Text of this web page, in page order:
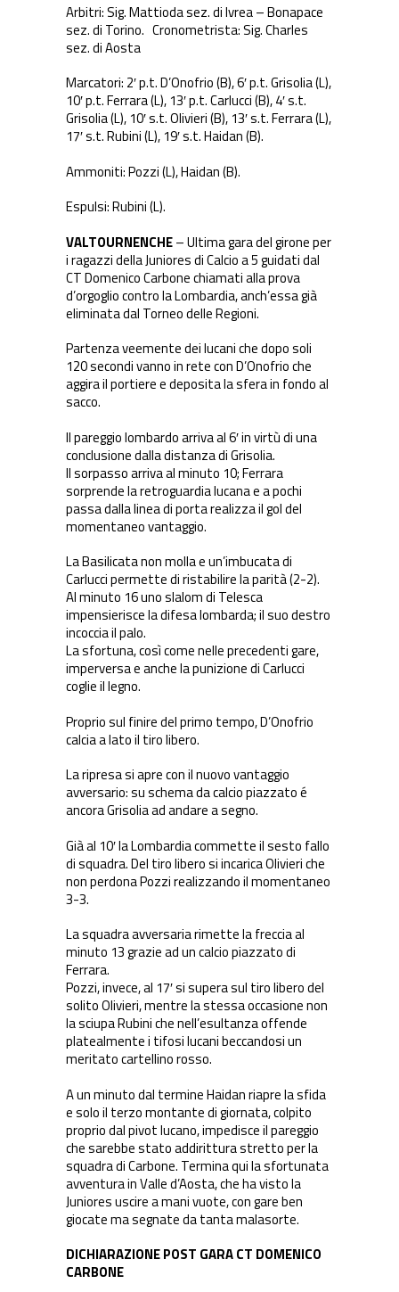
Arbitri: Sig. Mattioda sez. di Ivrea – Bonapace
sez. di Torino. Cronometrista: Sig. Charles
sez. di Aosta
Marcatori: 2′ p.t. D’Onofrio (B), 6′ p.t. Grisolia (L),
10′ p.t. Ferrara (L), 13′ p.t. Carlucci (B), 4′ s.t.
Grisolia (L), 10′ s.t. Olivieri (B), 13′ s.t. Ferrara (L),
17′ s.t. Rubini (L), 19′ s.t. Haidan (B).
Ammoniti: Pozzi (L), Haidan (B).
Espulsi: Rubini (L).
VALTOURNENCHE– Ultima gara del girone per
i ragazzi della Juniores di Calcio a 5 guidati dal
CT Domenico Carbone chiamati alla prova
d’orgoglio contro la Lombardia, anch’essa già
eliminata dal Torneo delle Regioni.
Partenza veemente dei lucani che dopo soli
120 secondi vanno in rete con D’Onofrio che
aggira il portiere e deposita la sfera in fondo al
sacco.
Il pareggio lombardo arriva al 6′ in virtù di una
conclusione dalla distanza di Grisolia.
Il sorpasso arriva al minuto 10; Ferrara
sorprende la retroguardia lucana e a pochi
passa dalla linea di porta realizza il gol del
momentaneo vantaggio.
La Basilicata non molla e un’imbucata di
Carlucci permette di ristabilire la parità (2-2).
Al minuto 16 uno slalom di Telesca
impensierisce la difesa lombarda; il suo destro
incoccia il palo.
La sfortuna, così come nelle precedenti gare,
imperversa e anche la punizione di Carlucci
coglie il legno.
Proprio sul finire del primo tempo, D’Onofrio
calcia a lato il tiro libero.
La ripresa si apre con il nuovo vantaggio
avversario: su schema da calcio piazzato é
ancora Grisolia ad andare a segno.
Già al 10′ la Lombardia commette il sesto fallo
di squadra. Del tiro libero si incarica Olivieri che
non perdona Pozzi realizzando il momentaneo
3-3.
La squadra avversaria rimette la freccia al
minuto 13 grazie ad un calcio piazzato di
Ferrara.
Pozzi, invece, al 17′ si supera sul tiro libero del
solito Olivieri, mentre la stessa occasione non
la sciupa Rubini che nell’esultanza offende
platealmente i tifosi lucani beccandosi un
meritato cartellino rosso.
A un minuto dal termine Haidan riapre la sfida
e solo il terzo montante di giornata, colpito
proprio dal pivot lucano, impedisce il pareggio
che sarebbe stato addirittura stretto per la
squadra di Carbone. Termina qui la sfortunata
avventura in Valle d’Aosta, che ha visto la
Juniores uscire a mani vuote, con gare ben
giocate ma segnate da tanta malasorte.
DICHIARAZIONE POST GARA CT DOMENICO
CARBONE